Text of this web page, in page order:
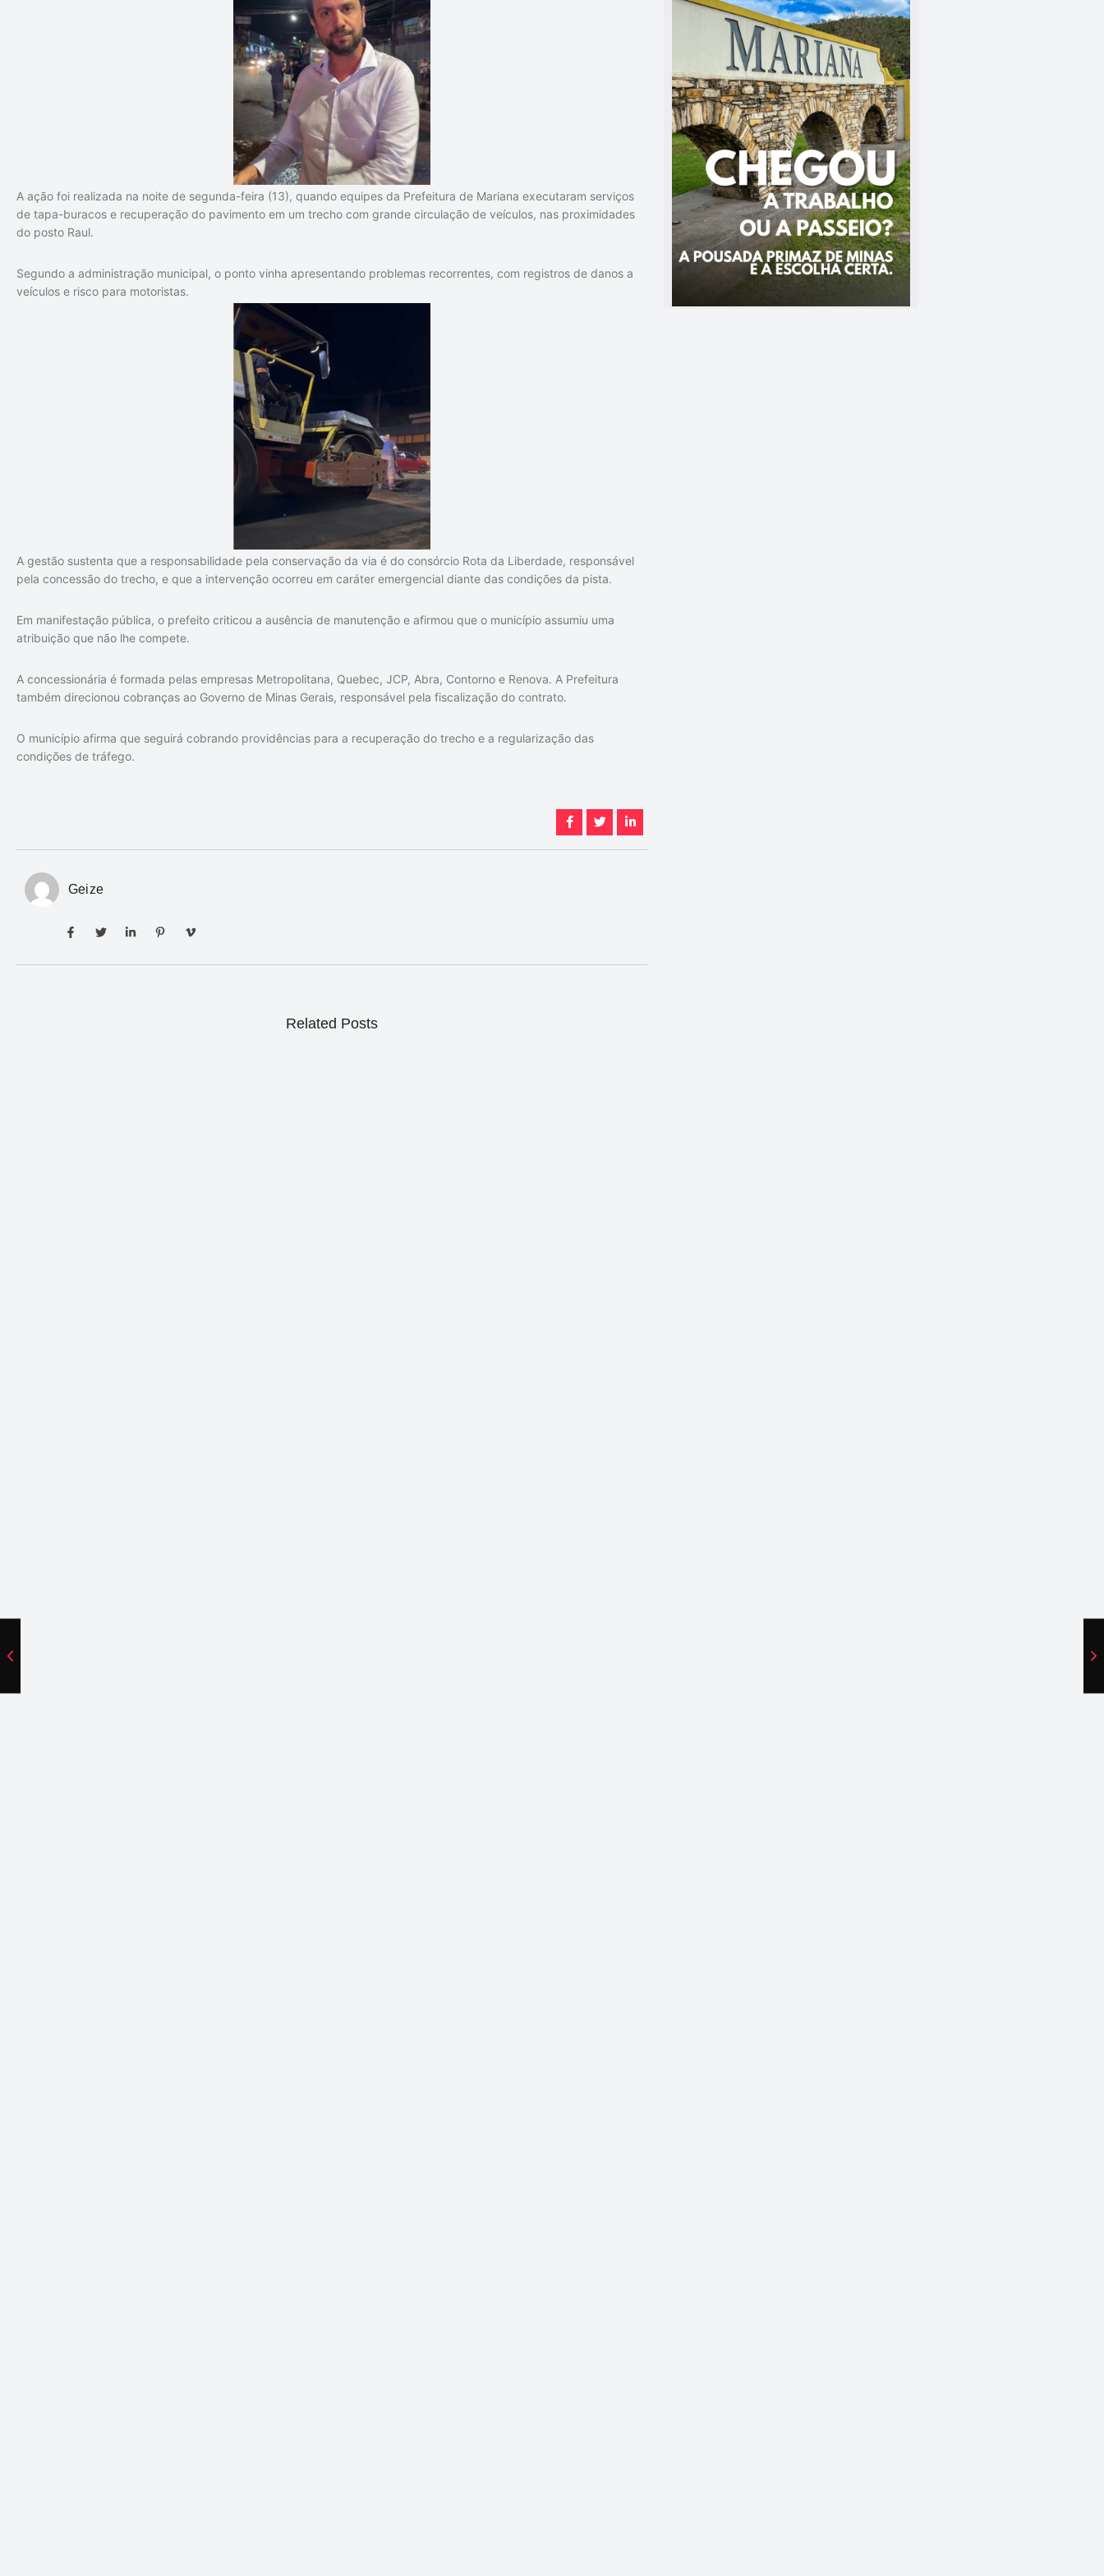
A ação foi realizada na noite de segunda-feira (13), quando equipes da Prefeitura de Mariana executaram serviços
de tapa-buracos e recuperação do pavimento em um trecho com grande circulação de veículos, nas proximidades
do posto Raul.
Segundo a administração municipal, o ponto vinha apresentando problemas recorrentes, com registros de danos a
veículos e risco para motoristas.
A gestão sustenta que a responsabilidade pela conservação da via é do consórcio Rota da Liberdade, responsável
pela concessão do trecho, e que a intervenção ocorreu em caráter emergencial diante das condições da pista.
Em manifestação pública, o prefeito criticou a ausência de manutenção e afirmou que o município assumiu uma
atribuição que não lhe compete.
A concessionária é formada pelas empresas Metropolitana, Quebec, JCP, Abra, Contorno e Renova. A Prefeitura
também direcionou cobranças ao Governo de Minas Gerais, responsável pela fiscalização do contrato.
O município afirma que seguirá cobrando providências para a recuperação do trecho e a regularização das
condições de tráfego.
Geize
Related Posts